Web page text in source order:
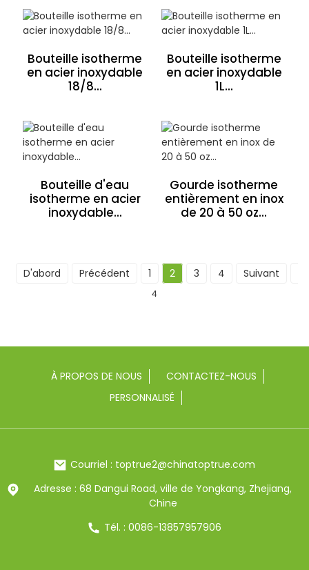
Bouteille isotherme
en acier inoxydable
18/8...
Bouteille isotherme
en acier inoxydable
1L...
Bouteille d'eau
isotherme en acier
inoxydable...
Gourde isotherme
entièrement en inox
de 20 à 50 oz...
D'abord Précédent 1 2 3 4 Suivant
4
À PROPOS DE NOUS
CONTACTEZ-NOUS
PERSONNALISÉ
Courriel : toptrue2@chinatoptrue.com
Adresse : 68 Dangui Road, ville de Yongkang, Zhejiang,
Chine
Tél. : 0086-13857957906